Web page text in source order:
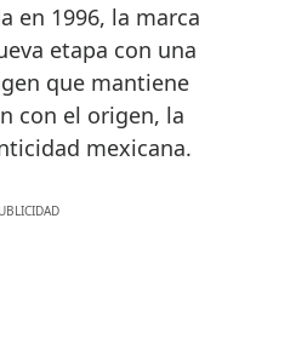
en 1996, la marca
etapa con una
que mantiene
con el origen, la
mexicana.